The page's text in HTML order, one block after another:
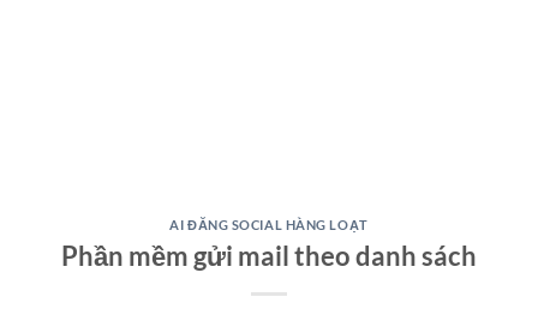
AI ĐĂNG SOCIAL HÀNG LOẠT
Phần mềm gửi mail theo danh sách